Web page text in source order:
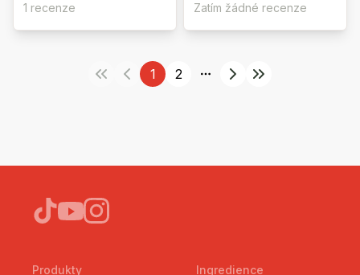
1 recenze Zatím žádné recenze
1 2
More pages
Produkty Ingredience